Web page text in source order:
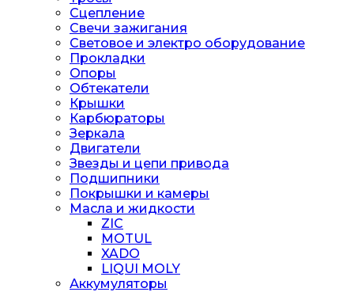
Сцепление
Свечи зажигания
Световое и электро оборудование
Прокладки
Опоры
Обтекатели
Крышки
Карбюраторы
Зеркала
Двигатели
Звезды и цепи привода
Подшипники
Покрышки и камеры
Масла и жидкости
ZIC
MOTUL
XADO
LIQUI MOLY
Аккумуляторы